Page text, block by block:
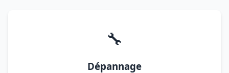
🔧
Dépannage